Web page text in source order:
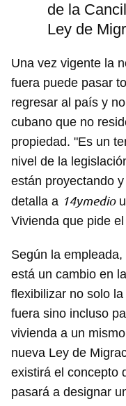
Guardar como
Para poder guardar
iniciar sesión con
de la
Ley de
Una vez vigente la
fuera puede pasar
regresar al país y
cubano que no
propiedad. "Es un
nivel de la
están proyectando
detalla a 14ymedio
Vivienda que pide
Según la
está un cambio en
flexibilizar no solo
fuera sino incluso
vivienda a un
nueva Ley de
existirá el concepto
pasará a designar